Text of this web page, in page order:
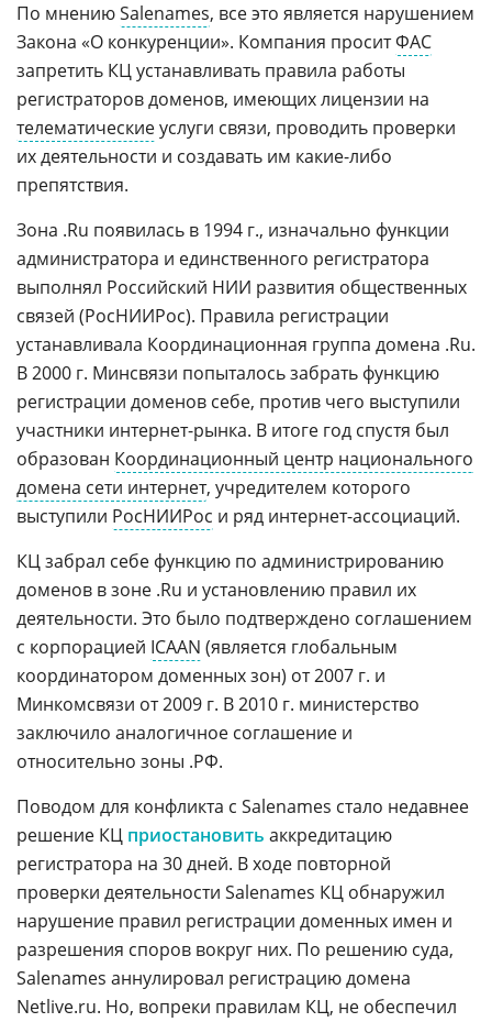
По мнениюSalenames, все это является нарушением
Закона «О конкуренции». Компания проситФАС
запретить КЦ устанавливать правила работы
регистраторов доменов, имеющих лицензии на
телематическиеуслуги связи, проводить проверки
их деятельности и создавать им какие-либо
препятствия.
Зона .Ru появилась в 1994 г., изначально функции
администратора и единственного регистратора
выполнял Российский НИИ развития общественных
связей (РосНИИРос). Правила регистрации
устанавливала Координационная группа домена .Ru.
В 2000 г. Минсвязи попыталось забрать функцию
регистрации доменов себе, против чего выступили
участники интернет-рынка. В итоге год спустя был
образован Координационный центр национального
домена сети интернет, учредителем которого
выступили РосНИИРос и ряд интернет-ассоциаций.
КЦ забрал себе функцию по администрированию
доменов в зоне .Ru и установлению правил их
деятельности. Это было подтверждено соглашением
с корпорацией ICAAN (является глобальным
координатором доменных зон) от 2007 г. и
Минкомсвязи от 2009 г. В 2010 г. министерство
заключило аналогичное соглашение и
относительно зоны .РФ.
Поводом для конфликта с Salenames стало недавнее
решение КЦ приостановить аккредитацию
регистратора на 30 дней. В ходе повторной
проверки деятельности Salenames КЦ обнаружил
нарушение правил регистрации доменных имен и
разрешения споров вокруг них. По решению суда,
Salenames аннулировал регистрацию домена
Netlive.ru. Но, вопреки правилам КЦ, не обеспечил